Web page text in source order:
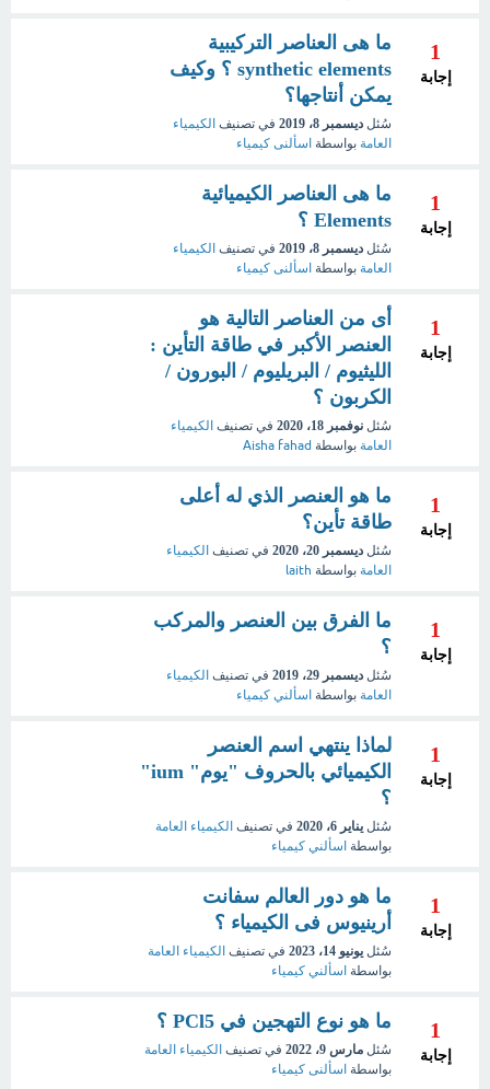
1
إجابة
ما هى العناصر التركيبية
synthetic elements ؟ وكيف
يمكن أنتاجها؟
سُئل ديسمبر 8، 2019 في تصنيف الكيمياء
العامة بواسطة اسألنى كيمياء
1
إجابة
ما هى العناصر الكيميائية
Elements ؟
سُئل ديسمبر 8، 2019 في تصنيف الكيمياء
العامة بواسطة اسألنى كيمياء
1
إجابة
أى من العناصر التالية هو
العنصر الأكبر في طاقة التأين :
الليثيوم / البريليوم / البورون /
الكربون ؟
سُئل نوفمبر 18، 2020 في تصنيف الكيمياء
العامة بواسطة Aisha fahad
1
إجابة
ما هو العنصر الذي له أعلى
طاقة تأين؟
سُئل ديسمبر 20، 2020 في تصنيف الكيمياء
العامة بواسطة laith
1
إجابة
ما الفرق بين العنصر والمركب
؟
سُئل ديسمبر 29، 2019 في تصنيف الكيمياء
العامة بواسطة اسألني كيمياء
1
إجابة
لماذا ينتهي اسم العنصر
الكيميائي بالحروف "يوم" ium"
؟
سُئل يناير 6، 2020 في تصنيف الكيمياء العامة
بواسطة اسألني كيمياء
1
إجابة
ما هو دور العالم سفانت
أرينيوس فى الكيمياء ؟
سُئل يونيو 14، 2023 في تصنيف الكيمياء العامة
بواسطة اسألني كيمياء
1
إجابة
ما هو نوع التهجين في PCl5 ؟
سُئل مارس 9، 2022 في تصنيف الكيمياء العامة
بواسطة اسألنى كيمياء